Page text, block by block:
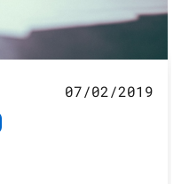
07/02/2019